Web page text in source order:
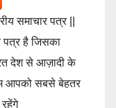
समाचार पत्र ||
पत्र है जिसका
देश से आज़ादी के
आपको सबसे बेहतर